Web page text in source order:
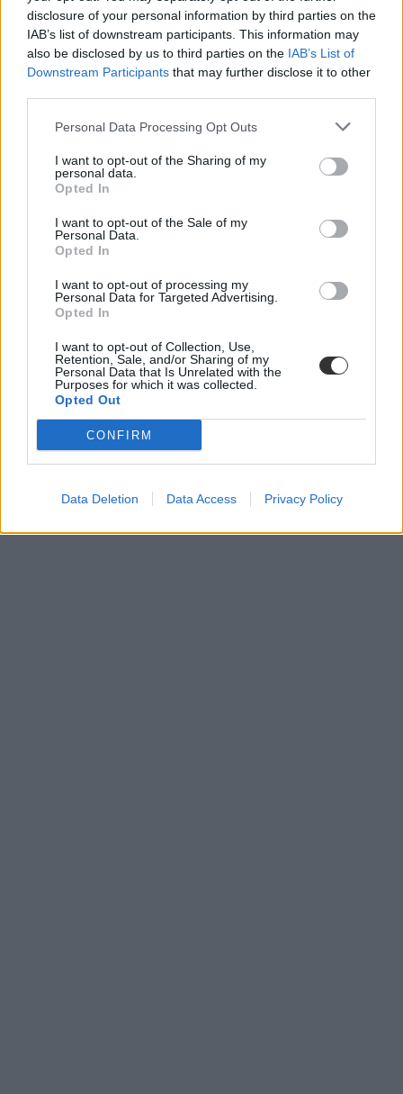
disclosure of your personal information by third parties on the
IAB’s list of downstream participants. This information may
also be disclosed by us to third parties on the IAB’s List of
Downstream Participants that may further disclose it to other
Personal Data Processing Opt Outs
I want to opt-out of the Sharing of my
personal data.
Opted In
I want to opt-out of the Sale of my
Personal Data.
Opted In
I want to opt-out of processing my
Personal Data for Targeted Advertising.
Opted In
I want to opt-out of Collection, Use,
Retention, Sale, and/or Sharing of my
Personal Data that Is Unrelated with the
Purposes for which it was collected.
Opted Out
CONFIRM
Data Deletion Data Access Privacy Policy
elte
ELTE nyílt nap
egyetemi nyílt nap
nyílt napok 2025